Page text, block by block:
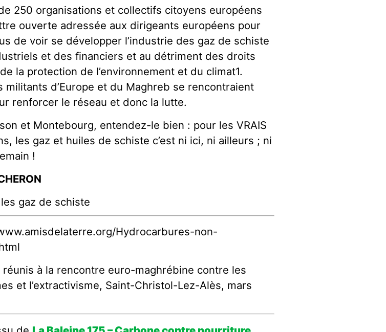
250 organisations et collectifs citoyens européens
ouverte adressée aux dirigeants européens pour
de voir se développer l’industrie des gaz de schiste
et des financiers et au détriment des droits
la protection de l’environnement et du climat1.
militants d’Europe et du Maghreb se rencontraient
renforcer le réseau et donc la lutte.
et Montebourg, entendez-le bien : pour les VRAIS
les gaz et huiles de schiste c’est ni ici, ni ailleurs ; ni
!
gaz de schiste
Hydrocarbures-non-
à la rencontre euro-maghrébine contre les
et l’extractivisme, Saint-Christol-Lez-Alès, mars